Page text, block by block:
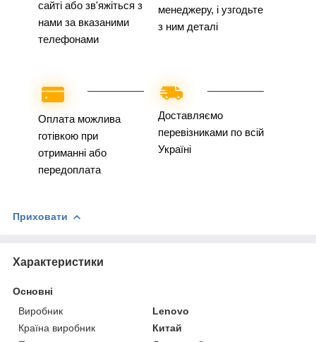
сайті або зв'яжіться з
нами за вказаними
телефонами
менеджеру, і узгодьте
з ним деталі
Оплата можлива
готівкою при
отриманні або
передоплата
Доставляємо
перевізниками по всій
Україні
Приховати
Характеристики
Основні
Виробник
Lenovo
Країна виробник
Китай